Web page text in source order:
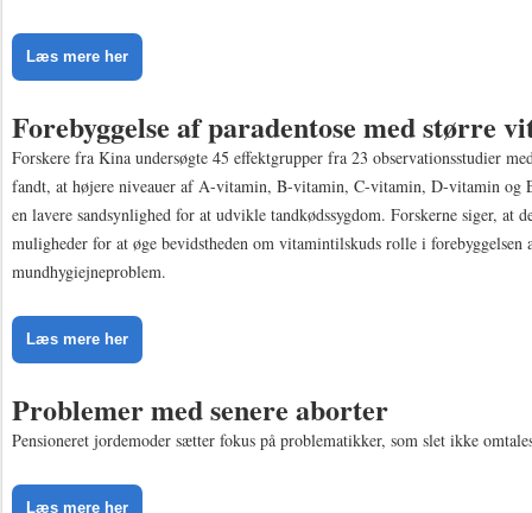
Læs mere her
Forebyggelse af paradentose med større
Forskere fra Kina undersøgte 45 effektgrupper fra 23 observationsstudier
fandt, at højere niveauer af A-vitamin, B-vitamin, C-vitamin, D-vitamin og
en lavere sandsynlighed for at udvikle tandkødssygdom. Forskerne siger, at
muligheder for at øge bevidstheden om vitamintilskuds rolle i forebyggelsen
mundhygiejneproblem.
Læs mere her
Problemer med senere aborter
Pensioneret jordemoder sætter fokus på problematikker, som slet ikke
Læs mere her